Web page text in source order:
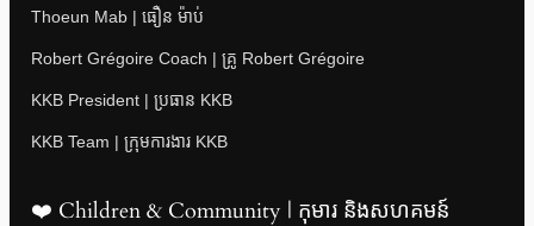
Thoeun Mab | ធឿន ម៉ាប់
Robert Grégoire Coach | គ្រូ Robert Grégoire
KKB President | ប្រធាន KKB
KKB Team | ក្រុមការងារ KKB
❤️ Children & Community | កុមារ និងសហគមន៍